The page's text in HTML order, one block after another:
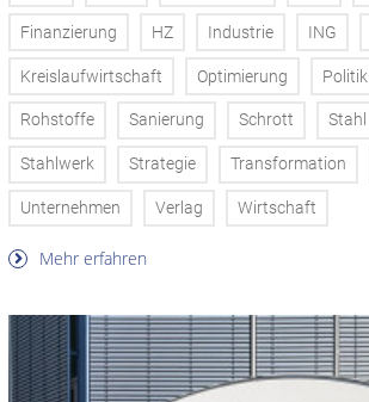
Finanzierung HZ Industrie ING
Kreislaufwirtschaft Optimierung Politik
Rohstoffe Sanierung Schrott Stahl
Stahlwerk Strategie Transformation
Unternehmen Verlag Wirtschaft
Mehr erfahren